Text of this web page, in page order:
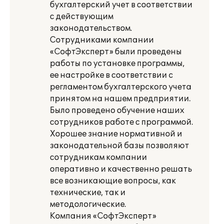
бухгалтерский учет в соответствии
с действующим
законодательством.
Сотрудниками компании
«СофтЭксперт» были проведены
работы по установке программы,
ее настройке в соответствии с
регламентом бухгалтерского учета
принятом на нашем предприятии.
Было проведено обучение наших
сотрудников работе с программой.
Хорошее знание нормативной и
законодательной базы позволяют
сотрудникам компании
оперативно и качественно решать
все возникающие вопросы, как
технические, так и
методологические.
Компания «СофтЭксперт»